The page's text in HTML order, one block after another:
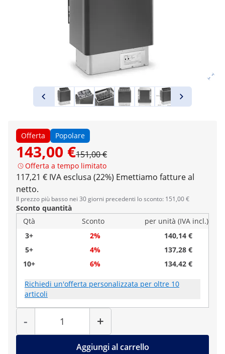
Offerta Popolare
143,00 €151,00 €
Offerta a tempo limitato
117,21 € IVA esclusa (22%) Emettiamo fatture al
netto.
Il prezzo più basso nei 30 giorni precedenti lo sconto: 151,00 €
Sconto quantità
Qtà
Sconto
per unità (IVA incl.)
3+
2%
140,14 €
5+
4%
137,28 €
10+
6% 134,42 €
Richiedi un'offerta personalizzata per oltre 10
articoli
-
Quantità
+
Aggiungi al carrello